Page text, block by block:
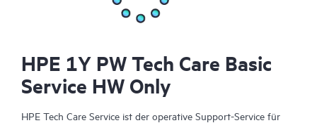
HPE 1Y PW Tech Care Basic
Service HW Only
HPE Tech Care Service ist der operative Support-Service für